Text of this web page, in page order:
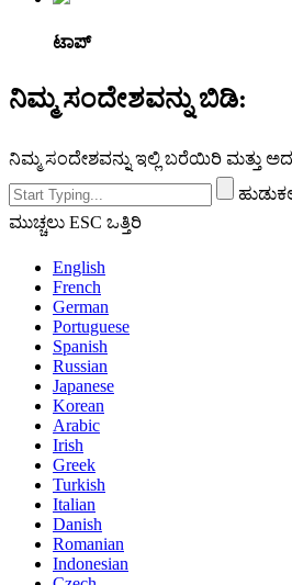
ಟಾಪ್
ನಿಮ್ಮ ಸಂದೇಶವನ್ನು ಬಿಡಿ:
ನಿಮ್ಮ ಸಂದೇಶವನ್ನು ಇಲ್ಲಿ ಬರೆಯಿರಿ ಮತ್ತು
ಮುಚ್ಚಲು ESC ಒತ್ತಿರಿ
English
French
German
Portuguese
Spanish
Russian
Japanese
Korean
Arabic
Irish
Greek
Turkish
Italian
Danish
Romanian
Indonesian